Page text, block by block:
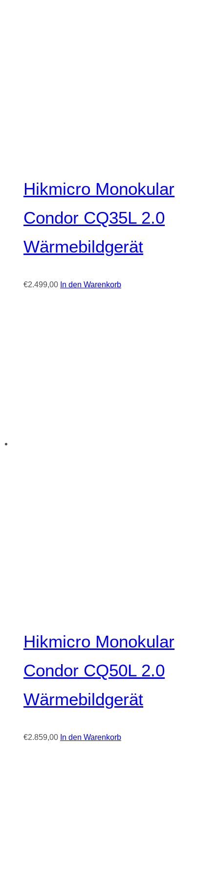
Hikmicro Monokular
Condor CQ35L 2.0
Wärmebildgerät
€2.499,00 In den Warenkorb
Hikmicro Monokular
Condor CQ50L 2.0
Wärmebildgerät
€2.859,00 In den Warenkorb